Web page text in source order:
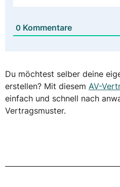
0 Kommentare
Du möchtest selber deine
erstellen? Mit diesem AV-
einfach und schnell nach
Vertragsmuster.